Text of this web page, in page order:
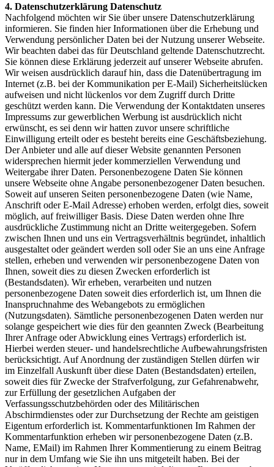
4. Datenschutzerklärung Datenschutz
Nachfolgend möchten wir Sie über unsere Datenschutzerklärung
informieren. Sie finden hier Informationen über die Erhebung und
Verwendung persönlicher Daten bei der Nutzung unserer Webseite.
Wir beachten dabei das für Deutschland geltende Datenschutzrecht.
Sie können diese Erklärung jederzeit auf unserer Webseite abrufen.
Wir weisen ausdrücklich darauf hin, dass die Datenübertragung im
Internet (z.B. bei der Kommunikation per E‐Mail) Sicherheitslücken
aufweisen und nicht lückenlos vor dem Zugriff durch Dritte
geschützt werden kann. Die Verwendung der Kontaktdaten unseres
Impressums zur gewerblichen Werbung ist ausdrücklich nicht
erwünscht, es sei denn wir hatten zuvor unsere schriftliche
Einwilligung erteilt oder es besteht bereits eine Geschäftsbeziehung.
Der Anbieter und alle auf dieser Website genannten Personen
widersprechen hiermit jeder kommerziellen Verwendung und
Weitergabe ihrer Daten. Personenbezogene Daten Sie können
unsere Webseite ohne Angabe personenbezogener Daten besuchen.
Soweit auf unseren Seiten personenbezogene Daten (wie Name,
Anschrift oder E‐Mail Adresse) erhoben werden, erfolgt dies, soweit
möglich, auf freiwilliger Basis. Diese Daten werden ohne Ihre
ausdrückliche Zustimmung nicht an Dritte weitergegeben. Sofern
zwischen Ihnen und uns ein Vertragsverhältnis begründet, inhaltlich
ausgestaltet oder geändert werden soll oder Sie an uns eine Anfrage
stellen, erheben und verwenden wir personenbezogene Daten von
Ihnen, soweit dies zu diesen Zwecken erforderlich ist
(Bestandsdaten). Wir erheben, verarbeiten und nutzen
personenbezogene Daten soweit dies erforderlich ist, um Ihnen die
Inanspruchnahme des Webangebots zu ermöglichen
(Nutzungsdaten). Sämtliche personenbezogenen Daten werden nur
solange gespeichert wie dies für den geannten Zweck (Bearbeitung
Ihrer Anfrage oder Abwicklung eines Vertrags) erforderlich ist.
Hierbei werden steuer‐ und handelsrechtliche Aufbewahrungsfristen
berücksichtigt. Auf Anordnung der zuständigen Stellen dürfen wir
im Einzelfall Auskunft über diese Daten (Bestandsdaten) erteilen,
soweit dies für Zwecke der Strafverfolgung, zur Gefahrenabwehr,
zur Erfüllung der gesetzlichen Aufgaben der
Verfassungsschutzbehörden oder des Militärischen
Abschirmdienstes oder zur Durchsetzung der Rechte am geistigen
Eigentum erforderlich ist. Kommentarfunktionen Im Rahmen der
Kommentarfunktion erheben wir personenbezogene Daten (z.B.
Name, EMail) im Rahmen Ihrer Kommentierung zu einem Beitrag
nur in dem Umfang wie Sie ihn uns mitgeteilt haben. Bei der